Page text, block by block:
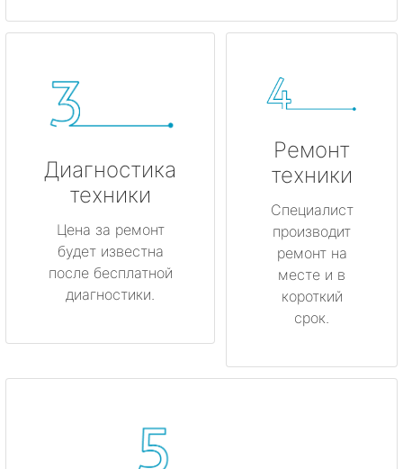
Диагностика
техники
Цена за ремонт
будет известна
после бесплатной
диагностики.
Ремонт
техники
Специалист
производит
ремонт на
месте и в
короткий
срок.